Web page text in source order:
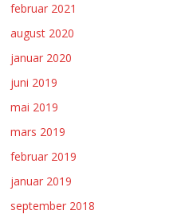
februar 2021
august 2020
januar 2020
juni 2019
mai 2019
mars 2019
februar 2019
januar 2019
september 2018